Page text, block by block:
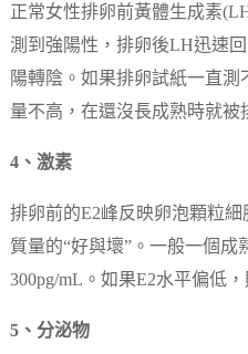
正常女性排卵前黃體生成素
測到強陽性，排卵後LH迅速
陽轉陰。如果排卵試紙一直
量不高，在還沒長成熟時就被
4、激素
排卵前的E2峰反映卵泡顆粒
質量的“好與壞”。一般一個成
300pg/mL。如果E2水平偏低
5、分泌物